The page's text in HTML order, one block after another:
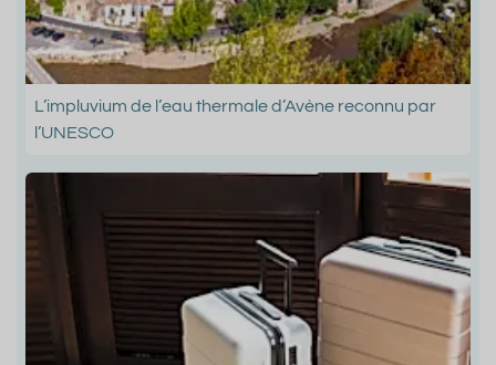
L’impluvium de l’eau thermale d’Avène reconnu par
l’UNESCO